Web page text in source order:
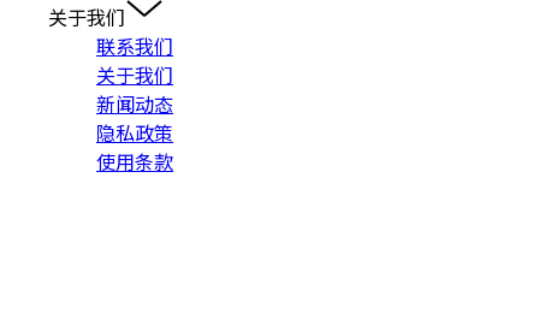
关于我们
联系我们
关于我们
新闻动态
隐私政策
使用条款